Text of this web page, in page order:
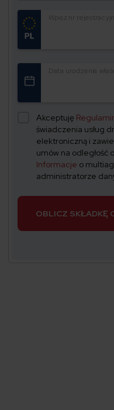
Wpisz nr rejestracyjny
Data urodzenia
Akceptuję
świadczenia usług
elektroniczną i
umów na odległość
Informacje o
administratorze
OBLICZ SKŁADKĘ